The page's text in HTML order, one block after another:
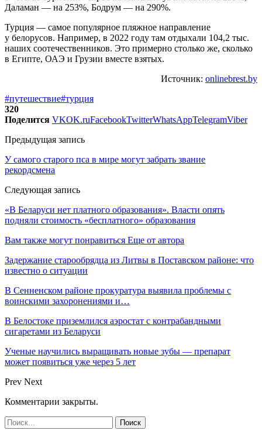
Даламан — на 253%, Бодрум — на 290%.
Турция — самое популярное пляжное направление
у белорусов. Например, в 2022 году там отдыхали 104,2 тыс.
наших соотечественников. Это примерно столько же, сколько
в Египте, ОАЭ и Грузии вместе взятых.
Источник: onlinebrest.by
#путешествие#турция
320
Поделится VKOK.ruFacebookTwitterWhatsAppTelegramViber
Предыдущая запись
У самого старого пса в мире могут забрать звание
рекордсмена
Следующая запись
«В Беларуси нет платного образования». Власти опять
подняли стоимость «бесплатного» образования
Вам также могут понравиться Еще от автора
Задержание старообрядца из Литвы в Поставском районе: что
известно о ситуации
В Сенненском районе прокуратура выявила проблемы с
воинскими захоронениями и…
В Белостоке приземлился аэростат с контрабандными
сигаретами из Беларуси
Ученые научились выращивать новые зубы — препарат
может появиться уже через 5 лет
Prev Next
Комментарии закрыты.